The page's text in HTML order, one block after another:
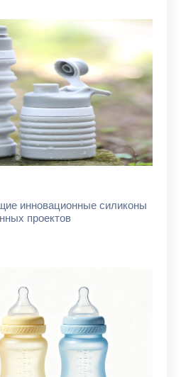
инновационные силиконы
проектов